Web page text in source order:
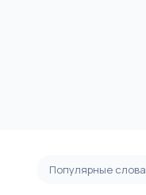
Популярные слова